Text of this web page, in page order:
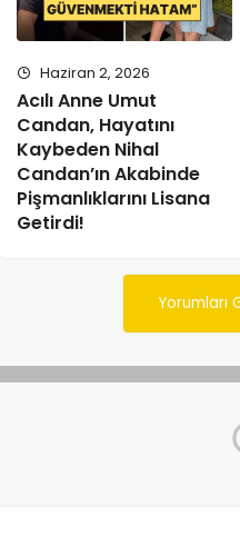
Haziran 2, 2026
Acılı Anne Umut
Candan, Hayatını
Kaybeden Nihal
Candan’ın Akabinde
Pişmanlıklarını Lisana
Getirdi!
Yorumları